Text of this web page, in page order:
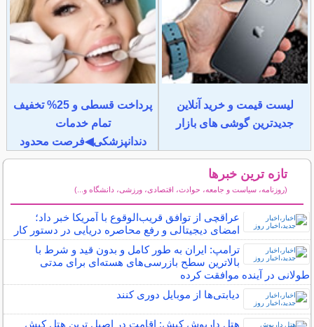
لیست قیمت و خرید آنلاین
جدیدترین گوشی های بازار
پرداخت قسطی و 25% تخفیف
تمام خدمات
دندانپزشکی◀فرصت محدود
تازه ترین خبرها
(روزنامه، سیاست و جامعه، حوادث، اقتصادی، ورزشی، دانشگاه و...)
عراقچی از توافق قریب‌الوقوع با آمریکا خبر داد؛
امضای دیجیتالی و رفع محاصره دریایی در دستور کار
ترامپ: ایران به طور کامل و بدون قید و شرط با
بالاترین سطح بازرسی‌های هسته‌ای برای مدتی
طولانی در آینده موافقت کرده
دیابتی‌ها از موبایل دوری کنند
هتل داریوش کیش: اقامت در اصیل ترین هتل کیش